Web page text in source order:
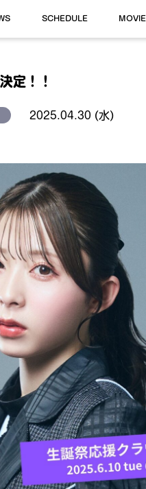
SCHEDULE MOVIE
定！！
2025.04.30 (水)